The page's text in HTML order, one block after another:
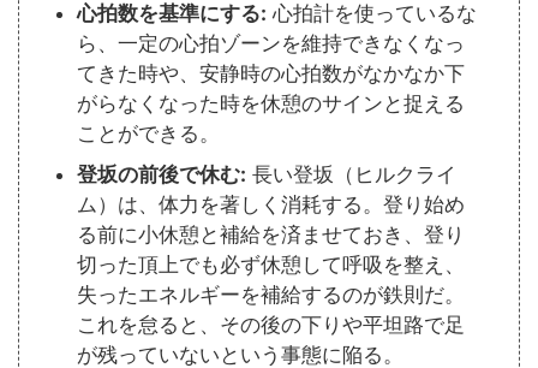
心拍数を基準にする: 心拍計を使っているな
ら、一定の心拍ゾーンを維持できなくなっ
てきた時や、安静時の心拍数がなかなか下
がらなくなった時を休憩のサインと捉える
ことができる。
登坂の前後で休む: 長い登坂（ヒルクライ
ム）は、体力を著しく消耗する。登り始め
る前に小休憩と補給を済ませておき、登り
切った頂上でも必ず休憩して呼吸を整え、
失ったエネルギーを補給するのが鉄則だ。
これを怠ると、その後の下りや平坦路で足
が残っていないという事態に陥る。